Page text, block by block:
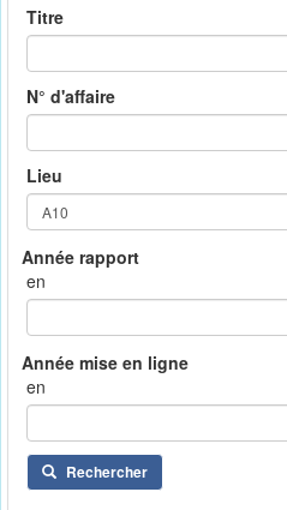
Titre
N° d'affaire
Lieu
en
en
Rechercher